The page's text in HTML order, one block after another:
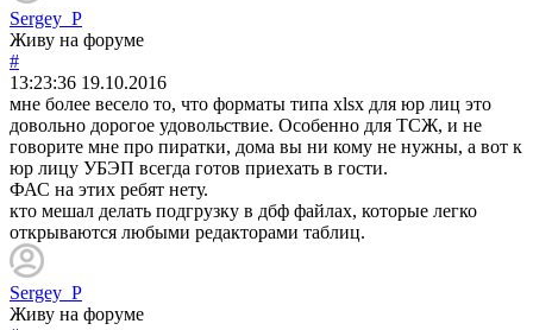
Sergey_P
Живу на форуме
#
13:23:36 19.10.2016
мне более весело то, что форматы типа xlsx для юр лиц это
довольно дорогое удовольствие. Особенно для ТСЖ, и не
говорите мне про пиратки, дома вы ни кому не нужны, а вот к
юр лицу УБЭП всегда готов приехать в гости.
ФАС на этих ребят нету.
кто мешал делать подгрузку в дбф файлах, которые легко
открываются любыми редакторами таблиц.
Sergey_P
Живу на форуме